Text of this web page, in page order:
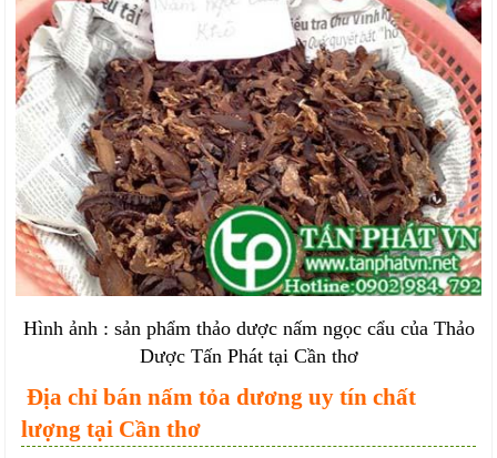
Hình ảnh : sản phẩm thảo dược nấm ngọc cẩu của Thảo
Dược Tấn Phát tại Cần thơ
Địa chỉ bán nấm tỏa dương uy tín chất
lượng tại Cần thơ